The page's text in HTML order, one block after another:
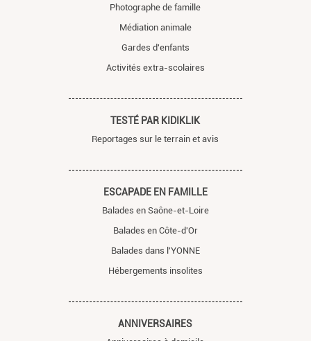
Photographe de famille
Médiation animale
Gardes d'enfants
Activités extra-scolaires
TESTÉ PAR KIDIKLIK
Reportages sur le terrain et avis
ESCAPADE EN FAMILLE
Balades en Saône-et-Loire
Balades en Côte-d'Or
Balades dans l'YONNE
Hébergements insolites
ANNIVERSAIRES